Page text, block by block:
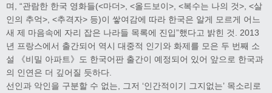
며, “관람한 한국 영화들(<마더>, <올드보이>, <복수는 나의 것>, <살
인의 추억>, <추격자> 등)이 쌓여감에 따라 한국은 알게 모르게 어느
새 제 마음속에 자리 잡은 나라들 목록에 진입”했다고 밝힌 것. 2013
년 프랑스에서 출간되어 역시 대중적 인기와 화제를 모은 두 번째 소
설 《비밀 아파트》도 한국어판 출간이 예정되어 있어 앞으로 한국과
의 인연은 더 깊어질 듯하다.
선인과 악인을 구분할 수 없는, 그저 ‘인간적이기 그지없는’ 목소리로